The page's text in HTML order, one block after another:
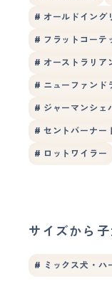
# オールドイング
# フラットコーテ
# オーストラリア
# ニューファンド
# ジャーマンシェ
# セントバーナー
# ロットワイラー
サイズから
# ミックス犬・ハ